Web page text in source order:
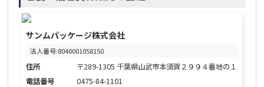
サンムパッケージ株式会社
法人番号:8040001058150
住所
〒289-1305 千葉県山武市本須賀２９９４番地の１
電話番号
0475-84-1101